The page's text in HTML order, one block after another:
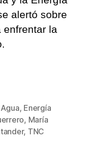
s
a
u
d
alertó sobre
la
, Energía
, María
, TNC